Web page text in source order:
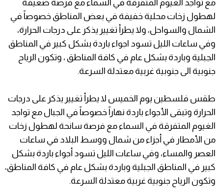
مع تواجد الغيوم المتفرقة في السماء مع فرصة ضعيفة
لهطول زخات محلية خفيفة في بعض المناطق خصوصاً في
الشمال والسواحل، ولا يطرأ تغيير يذكر على درجات الحرارة،
وفي ساعات الليل تسود اجواء باردة بشكل كبير في المناطق
الجبلية وباردة بشكل عام في كافة المناطق ، وتكون الرياح
جنوبية الى جنوبية غربية معتدلة السرعة.
طقس فلسطين يوم الخميس لا يطرأ تغيير يذكر على درجات
الحرارة وتبقى الأجواء باردة نهاراً خصوصاً في الجبال مع تواجد
الغيوم المتفرقة في السماء مع فرصة سانحة لهطول زخات
من الأمطار في أجزاء من شمال ووسط البلاد في ساعات
العصر والمساء، وفي ساعات الليل تسود أجواء باردة بشكل
كبير في المناطق الجبلية وباردة بشكل عام في كافة المناطق،
وتكون الرياح جنوبية غربية معتدلة السرعة.